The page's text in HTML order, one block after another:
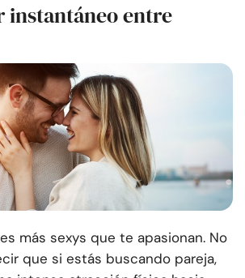
instantáneo entre
más sexys que te apasionan. No
que si estás buscando pareja,